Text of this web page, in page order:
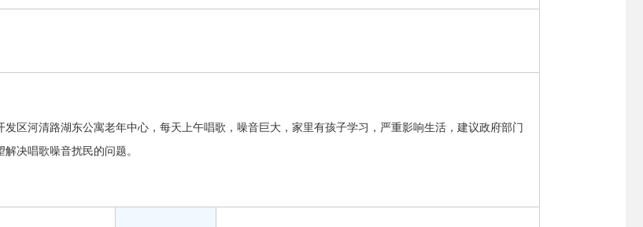
区河清路湖东公寓老年中心，每天上午唱歌，噪音巨大，家里有孩子学习，严重影响生活，建议政府部门
决唱歌噪音扰民的问题。